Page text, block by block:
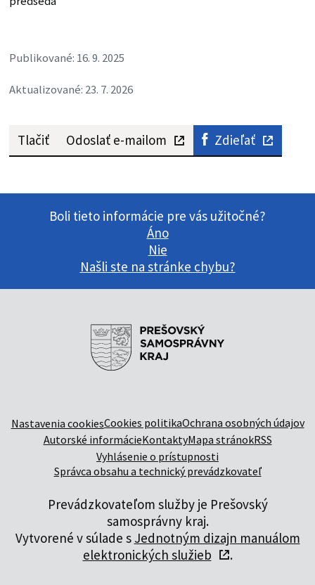
Publikované: 16. 9. 2025
Aktualizované: 23. 7. 2026
Tlačiť Odoslať e-mailom Zdieľať
Boli tieto informácie pre vás užitočné?
Áno
Nie
Našli ste na stránke chybu?
Nastavenia cookiesCookies politikaOchrana osobných údajov
Autorské informácieKontaktyMapa stránokRSS
Vyhlásenie o prístupnosti
Správca obsahu a technický prevádzkovateľ
Prevádzkovateľom služby je Prešovský
samosprávny kraj.
Vytvorené v súlade s Jednotným dizajn manuálom
elektronických služieb
.